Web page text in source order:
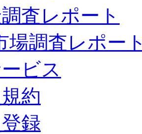
査レポート
場調査レポー
ビス
約
録